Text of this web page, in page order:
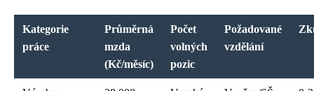
Kategorie
práce
Průměrná
mzda
(Kč/měsíc)
Počet
volných
pozic
Požadované
vzdělání